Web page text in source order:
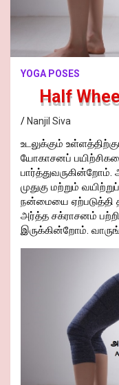
YOGA POSES
Half
Nanjil Siva
உடலுக்கும்
யோகாசனப்
முதுகு மற்றும்
நன்மையை ஏற்படுத்தி
அர்த்த சக்ராசனம்
இருக்கின்றோம்.